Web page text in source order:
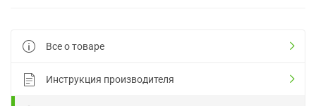
Все о товаре
Инструкция производителя